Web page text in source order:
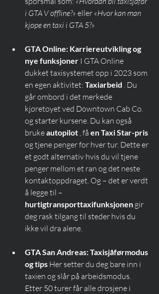
i GTA V offline?» eller «Hvor kan man
kjøpe en taxi i GTA 5?»
GTA Online: Karriereutvikling og
nye funksjoner I GTA Online
dukket taxisystemet opp i 2023 som
en egen aktivitet: Taxiarbeid . Du
går ombord i det merkede
kjøretøyet ved Downtown Cab Co.
og starter kursene. Du kan også
bruke autopilot , få en Taxi Star-pris
og tjene penger for hver tur. Dette er
et godt alternativ hvis du vil tjene
penger mellom et ran og det neste
kontaktoppdraget. Og – det er verdt
å legge til –
hurtigtransporttaxifunksjonen gir
deg rask tilgang til steder hvis du
ikke vil dra alene.
GTA San Andreas: Taxisjåførmodus
og tips Her setter du deg bare inn i
taxien og slår på arbeidsmodus.
Etter 50 turer får alle drosjene i